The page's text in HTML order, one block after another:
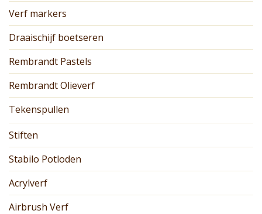
Verf markers
Draaischijf boetseren
Rembrandt Pastels
Rembrandt Olieverf
Tekenspullen
Stiften
Stabilo Potloden
Acrylverf
Airbrush Verf